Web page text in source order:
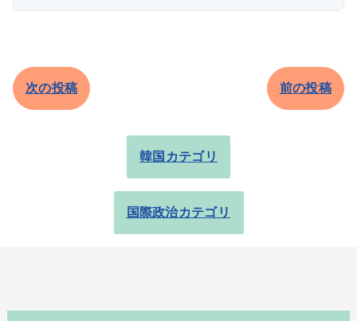
次の投稿 前の投稿
韓国カテゴリ
国際政治カテゴリ